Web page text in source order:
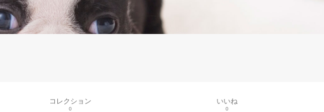
コレクション
0
いいね
0